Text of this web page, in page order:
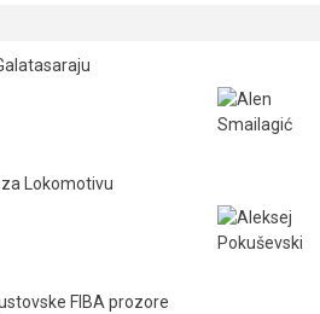
Lokomotivu
FIBA prozore